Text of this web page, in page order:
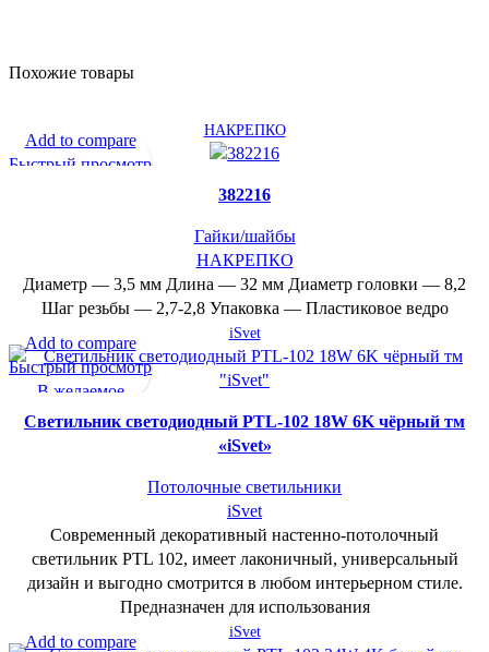
Похожие товары
НАКРЕПКО
Add to compare
Быстрый просмотр
382216
Гайки/шайбы
НАКРЕПКО
Диаметр — 3,5 мм Длина — 32 мм Диаметр головки — 8,2
Шаг резьбы — 2,7-2,8 Упаковка — Пластиковое ведро
iSvet
Add to compare
Быстрый просмотр
В желаемое
Cветильник светодиодный PTL-102 18W 6K чёрный тм
«iSvet»
Потолочные светильники
iSvet
Современный декоративный настенно-потолочный
светильник PTL 102, имеет лаконичный, универсальный
дизайн и выгодно смотрится в любом интерьерном стиле.
Предназначен для использования
iSvet
Add to compare